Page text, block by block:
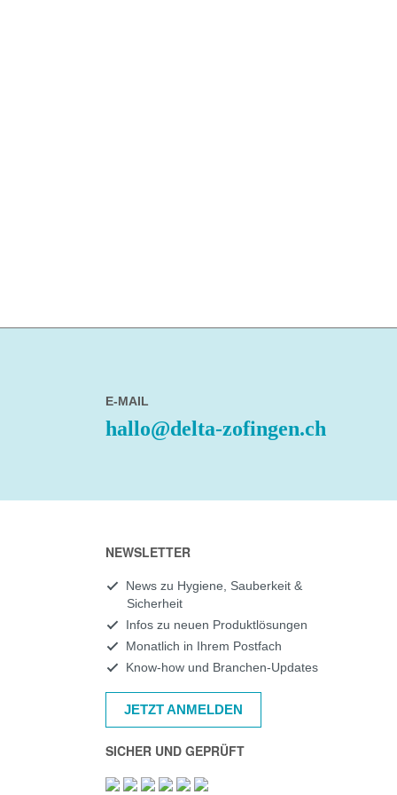
E-MAIL
hallo@delta-zofingen.ch
NEWSLETTER
News zu Hygiene, Sauberkeit &
Sicherheit
Infos zu neuen Produktlösungen
Monatlich in Ihrem Postfach
Know-how und Branchen-Updates
JETZT ANMELDEN
SICHER UND GEPRÜFT